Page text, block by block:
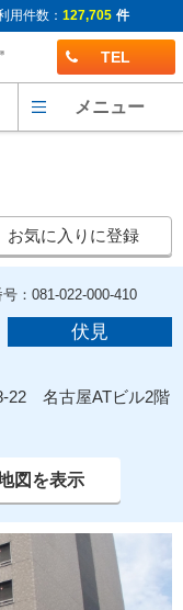
用件数： 127,705 件
TEL
メニュー
お気に入りに登録
：081-022-000-410
伏見
22 名古屋ATビル2階
図を表示